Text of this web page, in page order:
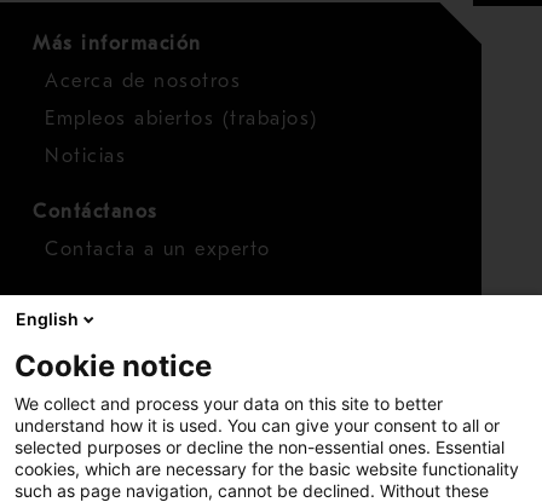
Más información
Acerca de nosotros
Empleos abiertos (trabajos)
Noticias
Contáctanos
Contacta a un experto
Finanzas
Acciones
English
Cookie notice
We collect and process your data on this site to better
understand how it is used. You can give your consent to all or
selected purposes or decline the non-essential ones. Essential
cookies, which are necessary for the basic website functionality
such as page navigation, cannot be declined. Without these